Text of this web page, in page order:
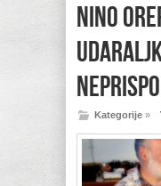
NINO
Kategorije »